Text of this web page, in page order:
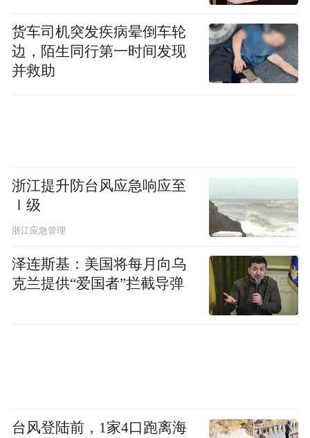
货车司机突发疾病晕倒车轮
边，陌生同行第一时间发现
并救助
浙江提升防台风应急响应至
Ⅰ级
浙江应急管理
泽连斯基：美国将每月向乌
克兰提供“爱国者”拦截导弹
台风登陆前，1家4口跑离海